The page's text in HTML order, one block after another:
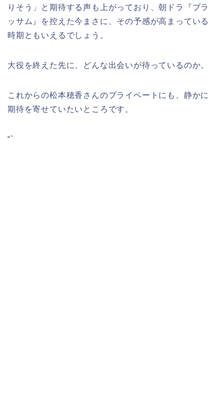
りそう」と期待する声も上がっており、朝ドラ『ブラ
ッサム』を控えた今まさに、その予感が高まっている
時期ともいえるでしょう。
大役を終えた先に、どんな出会いが待っているのか。
これからの松本穂香さんのプライベートにも、静かに
期待を寄せていたいところです。
“`